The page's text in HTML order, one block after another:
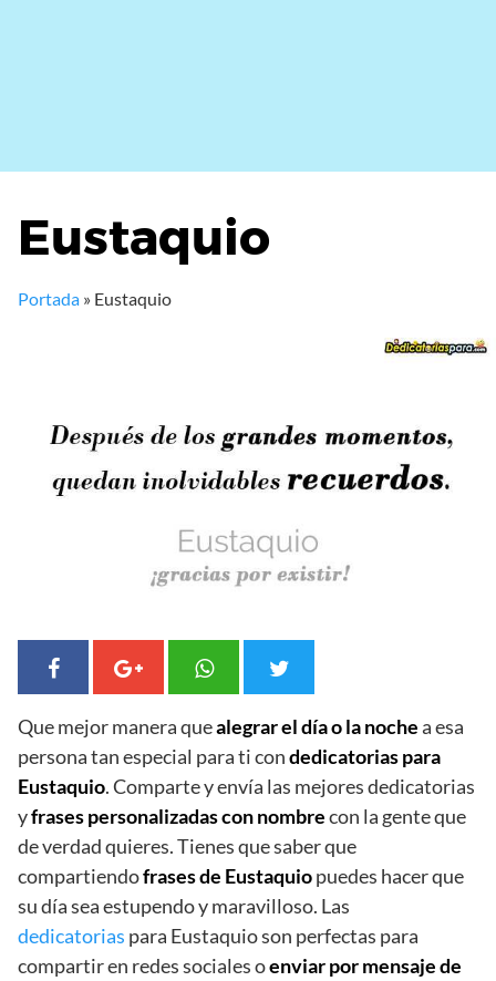
Eustaquio
Portada » Eustaquio
Que mejor manera quealegrar el día o la nochea esa
persona tan especial para ti condedicatorias para
Eustaquio. Comparte y envía las mejores dedicatorias
yfrases personalizadas con nombrecon la gente que
de verdad quieres. Tienes que saber que
compartiendofrases de Eustaquiopuedes hacer que
su día sea estupendo y maravilloso. Las
dedicatorias para Eustaquio son perfectas para
compartir en redes sociales oenviar por mensaje de